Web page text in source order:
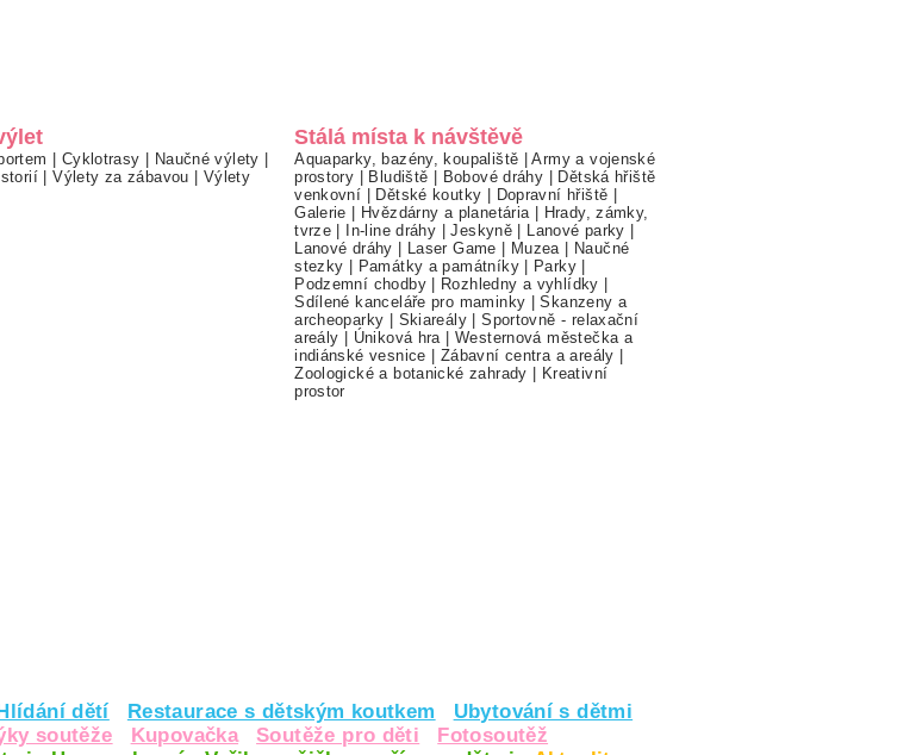
| Cyklotrasy | Naučné výlety |
|Výlety za zábavou | Výlety
Stálá místa k návštěvě
Aquaparky, bazény, koupaliště |Army a vojenské
prostory | Bludiště | Bobové dráhy | Dětská hřiště
venkovní | Dětské koutky | Dopravní hřiště |
Galerie | Hvězdárny a planetária | Hrady, zámky,
tvrze | In-line dráhy |Jeskyně | Lanové parky |
Lanové dráhy | Laser Game | Muzea | Naučné
stezky | Památky a památníky| Parky |
Podzemní chodby| Rozhledny a vyhlídky |
Sdílené kanceláře pro maminky |Skanzeny a
archeoparky | Skiareály |Sportovně - relaxační
areály | Úniková hra |Westernová městečka a
indiánské vesnice | Zábavní centra a areály |
Zoologické a botanické zahrady | Kreativní
prostor
dětí Restaurace s dětským koutkem
Ubytování s dětmi
soutěže Kupovačka Soutěže pro děti
Fotosoutěž